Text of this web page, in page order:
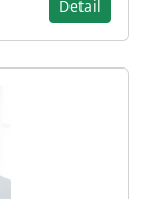
Detail